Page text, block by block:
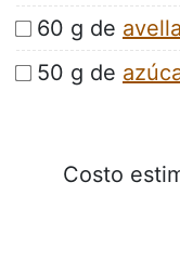
60 g de
50 g de
Costo